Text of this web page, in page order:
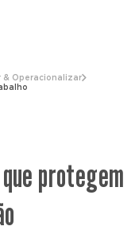
& Operacionalizar
protegem